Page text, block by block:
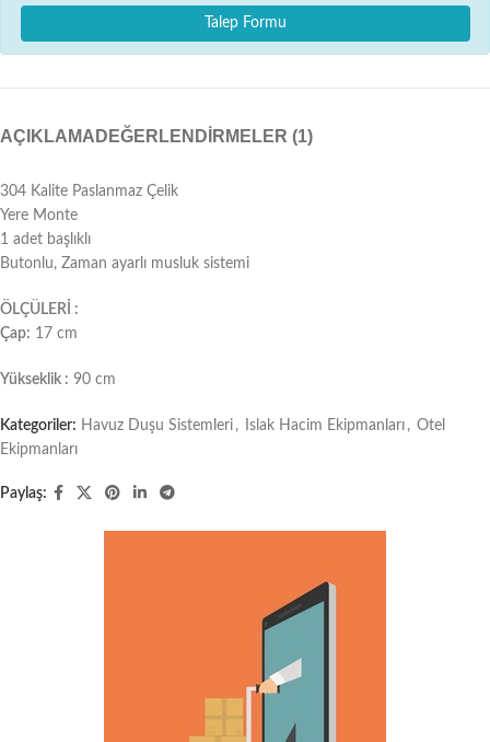
Talep Formu
AÇIKLAMA DEĞERLENDIRMELER (1)
304 Kalite Paslanmaz Çelik
Yere Monte
1 adet başlıklı
Butonlu, Zaman ayarlı musluk sistemi
ÖLÇÜLERİ :
Çap: 17 cm
Yükseklik : 90 cm
Kategoriler: Havuz Duşu Sistemleri , Islak Hacim Ekipmanları , Otel
Ekipmanları
Paylaş: